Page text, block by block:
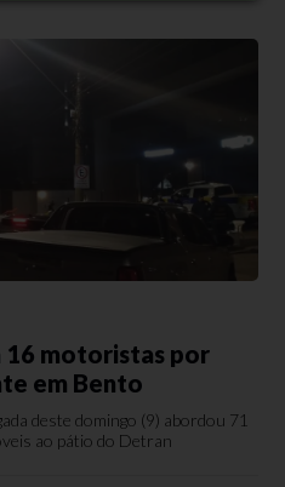
16 motoristas por
em Bento
deste domingo (9) abordou 71
ao pátio do Detran